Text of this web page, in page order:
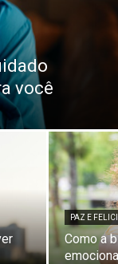
você
PAZ E
Como a